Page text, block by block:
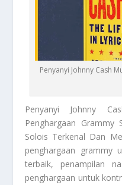
Penyanyi Johnny Cash
Penyanyi Johnny
Penghargaan Grammy
Solois Terkenal Dan
penghargaan grammy
terbaik, penampilan
penghargaan untuk